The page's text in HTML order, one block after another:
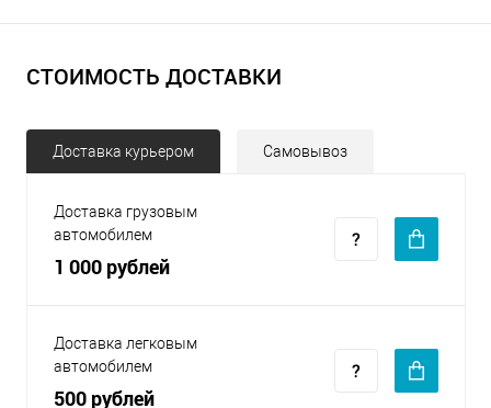
СТОИМОСТЬ ДОСТАВКИ
Доставка курьером Самовывоз
Доставка грузовым
автомобилем
1 000 рублей
Доставка легковым
автомобилем
500 рублей